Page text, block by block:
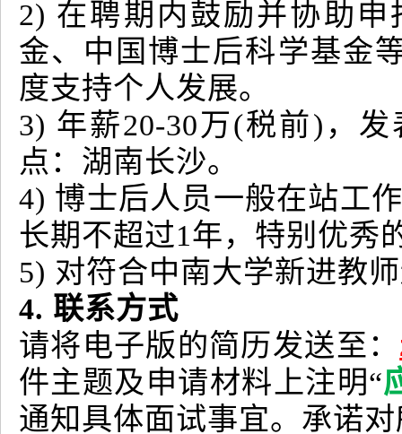
2) 在聘期内鼓励并协助
金、中国博士后科学基金
度支持个人发展。
3) 年薪20-30万(税前)，
点：湖南长沙。
4) 博士后人员一般在站工
长期不超过1年，特别优秀
5) 对符合中南大学新进教
4. 联系方式
请将电子版的简历发送至：
件主题及申请材料上注明“
通知具体面试事宜。承诺